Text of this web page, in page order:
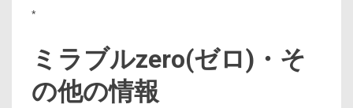
*
ミラブルzero(ゼロ)・そ
の他の情報